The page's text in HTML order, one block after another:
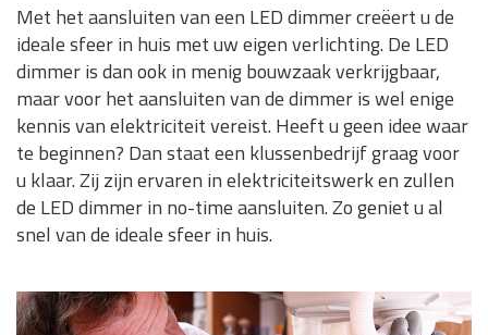
Met het aansluiten van een LED dimmer creëert u de
ideale sfeer in huis met uw eigen verlichting. De LED
dimmer is dan ook in menig bouwzaak verkrijgbaar,
maar voor het aansluiten van de dimmer is wel enige
kennis van elektriciteit vereist. Heeft u geen idee waar
te beginnen? Dan staat een klussenbedrijf graag voor
u klaar. Zij zijn ervaren in elektriciteitswerk en zullen
de LED dimmer in no-time aansluiten. Zo geniet u al
snel van de ideale sfeer in huis.